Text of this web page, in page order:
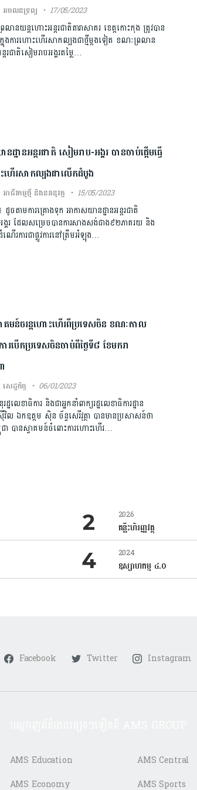
អចលនទ្រព្យ 17/05/2023
លានយន្តហោះអន្តរជាតិតារាសាគរ ខេត្តកោះកុង ត្រូវបាន
នុងការហោះហើរសាកល្បងជាថ្មីម្តងទៀត ខណៈព្រលាន
រជាតិសៀមរាបអង្គរតម្លៃ…
ដ្ឋានអន្តរជាតិ សៀមរាប-អង្គរ បានចាប់ផ្តើមធ្វើ
ហើរសាកល្បងជាលើកដំបូង
អាជីវកម្មថ្មី និងនវានុវត្ត 15/05/2023
ចតាមការគ្រោងទុក អាកាសយានដ្ឋានអន្តរជាតិ
គរ ដែលសម្រេចបានការសាងសង់ជាង៩២ភាគរយ និង
ើរការជាផ្លូវការនៅត្រឹមអំឡុង…
ាគមន៍ចរន្តហោះហើរពីប្រទេសចិន ខណៈកាល
បើកប្រទេសចិនចាប់ពីថ្ងៃទី៨ ខែមករា
សេដ្ឋកិច្ច 06/01/2023
ឋលេខាធិការ និងជាអ្នកនាំពាក្យរដ្ឋលេខាធិការដ្ឋាន
ល ឯកឧត្តម ស៊ិន ច័ន្ទសេរីវុត្ថា បានមានប្រសាសន៍ថា
ា បានស្វាគមន៍ចំពោះការហោះហើរ…
2026
គន្លឹះហិរញ្ញវត្ថុ
2024
ឧស្សាហកម្ម ៤.០
Facebook Twitter Instagram
AMS Education
AMS Economy
AMS Central
AMS Sports